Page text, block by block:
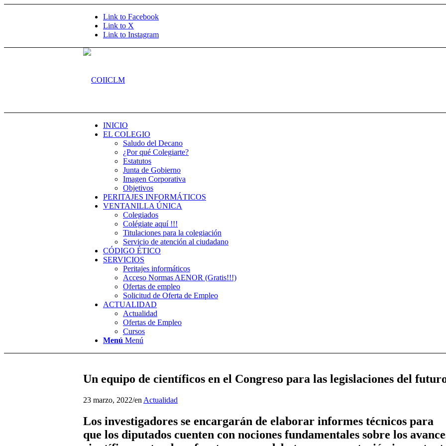
Link to Facebook
Link to X
Link to Instagram
INICIO
EL COLEGIO
Saludo del Decano
¿Por qué Colegiarte?
Estatutos
Junta de Gobierno
Imagen Corporativa
Objetivos
PERITAJES INFORMÁTICOS
VENTANILLA ÚNICA
Colegiados
Colégiate aquí !!!
Titulaciones para la colegiación
Servicio de atención al ciudadano
CÓDIGO ÉTICO
SERVICIOS
Peritajes informáticos
Acceso Normas AENOR (Gratis!!!)
Ofertas de empleo
Solicitud de Oferta de Empleo
ACTUALIDAD
Actualidad
Ofertas de Empleo
Cursos
Menú Menú
Un equipo de científicos en el Congreso para las legislaciones del
23 marzo, 2022/en Actualidad
Los investigadores se encargarán de elaborar informes técnicos para
que los diputados cuenten con nociones fundamentales sobre los